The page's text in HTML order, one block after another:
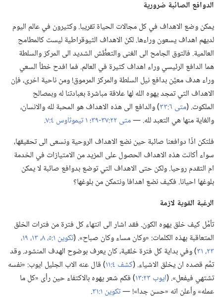
الدوافع الصائبة ضرورية
يمكن وضع الاهداف في كل مجالات الحياة تقريبا.‏ وكثيرون في عالم اليوم
لديهم اهداف يسعون وراءها.‏ لكنّ الاهداف الثيوقراطية ليست كالمطامح
العالمية.‏ فالتوق الجامح الى الغنى والتعطُّش الشديد الى المركز والسلطة
هما الدافع الرئيسي وراء اهداف كثيرة في العالم.‏ فما افدح خطأ السعي
وراء هدف معيَّن بدافع نيل السلطة والمركز المرموق!‏ ومن ناحية اخرى،‏ فإن
الاهداف التي تمجد يهوه الله لها علاقة مباشرة بعبادتنا له وبمصالح
الملكوت.‏ (‏متى ٦:‏٣٣
‏)‏ والدافع الى هذه الاهداف هو المحبة لله والانسان،‏
والغاية منها هي التعبد لله.‏ —‏متى ٢٢:‏٣٧-‏٣٩؛‏
‏.‏
فلتكن اذًا دوافعنا صائبة حين نضع الاهداف الروحية ونسعى الى تحقيقها،‏
سواء أكانت هذه الاهداف الحصول على المزيد من الامتيازات في الخدمة
ام التقدم روحيا.‏ ولكن حتى الاهداف التي توضع بدوافع صائبة لا يمكن
بلوغها احيانا.‏ فكيف نضع اهدافا ونتمكن من بلوغها؟‏
الرغبة القوية لازمة
تأمَّل كيف خلق يهوه الكون.‏ فقد اشار الى انتهاء كل فترة من فترات الخلق
المتعاقبة بهذه الكلمات:‏ «وكان مساء وكان صباح».‏ (‏تكوين ١:‏٥،‏
٢٣،‏
‏)‏ وفي بداية كل فترة خلقية،‏ كان يعرف بوضوح الهدف المنشود.‏ وقد
تمَّم قصده ان يخلق الاشياء.‏ (‏كشف ٤:‏١١
‏)‏ قال عنه الاب الجليل ايوب:‏ «نفسه
تشتهي فيفعل».‏ (‏ايوب ٢٣:‏١٣
‏)‏ فكم شعر يهوه بالاكتفاء حين رأى «كل ما
عمله» وأعلن انه «حسن جدا»!‏ —‏تكوين ١:‏٣١
‏.‏